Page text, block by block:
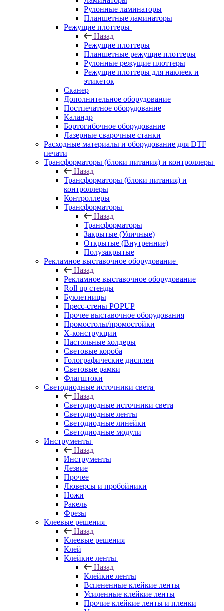
Рулонные ламинаторы
Планшетные ламинаторы
Режущие плоттеры
Назад
Режущие плоттеры
Планшетные режущие плоттеры
Рулонные режущие плоттеры
Режущие плоттеры для наклеек и
этикеток
Сканер
Дополнительное оборудование
Постпечатное оборудование
Каландр
Бортогибочное оборудование
Лазерные сварочные станки
Расходные материалы и оборудование для DTF
печати
Трансформаторы (блоки питания) и контроллеры
Назад
Трансформаторы (блоки питания) и
контроллеры
Контроллеры
Трансформаторы
Назад
Трансформаторы
Закрытые (Уличные)
Открытые (Внутренние)
Полузакрытые
Рекламное выставочное оборудование
Назад
Рекламное выставочное оборудование
Roll up стенды
Буклетницы
Пресс-стены POPUP
Прочее выставочное оборудования
Промостолы/промостойки
Х-конструкции
Настольные холдеры
Световые короба
Голографические дисплеи
Световые рамки
Флагштоки
Светодиодные источники света
Назад
Светодиодные источники света
Светодиодные ленты
Светодиодные линейки
Светодиодные модули
Инструменты
Назад
Инструменты
Лезвие
Прочее
Люверсы и пробойники
Ножи
Ракель
Фрезы
Клеевые решения
Назад
Клеевые решения
Клей
Клейкие ленты
Назад
Клейкие ленты
Вспененные клейкие ленты
Усиленные клейкие ленты
Прочие клейкие ленты и пленки